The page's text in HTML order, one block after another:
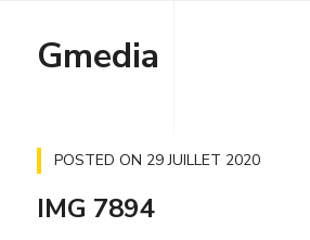
Gmedia
POSTED ON 29 JUILLET 2020
IMG 7894